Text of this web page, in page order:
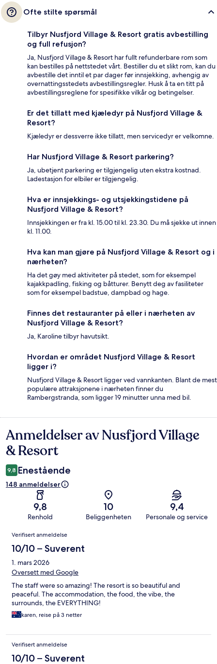
Ofte stilte spørsmål
Tilbyr Nusfjord Village & Resort gratis avbestilling
og full refusjon?
Ja, Nusfjord Village & Resort har fullt refunderbare rom som
kan bestilles på nettstedet vårt. Bestiller du et slikt rom, kan du
avbestille det inntil et par dager før innsjekking, avhengig av
overnattingsstedets avbestillingsregler. Husk å ta en titt på
avbestillingsreglene for spesifikke vilkår og betingelser.
Er det tillatt med kjæledyr på Nusfjord Village &
Resort?
Kjæledyr er dessverre ikke tillatt, men servicedyr er velkomne.
Har Nusfjord Village & Resort parkering?
Ja, ubetjent parkering er tilgjengelig uten ekstra kostnad.
Ladestasjon for elbiler er tilgjengelig.
Hva er innsjekkings- og utsjekkingstidene på
Nusfjord Village & Resort?
Innsjekkingen er fra kl. 15.00 til kl. 23.30. Du må sjekke ut innen
kl. 11.00.
Hva kan man gjøre på Nusfjord Village & Resort og i
nærheten?
Ha det gøy med aktiviteter på stedet, som for eksempel
kajakkpadling, fisking og båtturer. Benytt deg av fasiliteter
som for eksempel badstue, dampbad og hage.
Finnes det restauranter på eller i nærheten av
Nusfjord Village & Resort?
Ja, Karoline tilbyr havutsikt.
Hvordan er området Nusfjord Village & Resort
ligger i?
Nusfjord Village & Resort ligger ved vannkanten. Blant de mest
populære attraksjonene i nærheten finner du
Rambergstranda, som ligger 19 minutter unna med bil.
Anmeldelser
Anmeldelser av Nusfjord Village
& Resort
9,8 Enestående
148 anmeldelser
9,8
Renhold
10
Beliggenheten
9,4
Personale og service
Anmeldelser
Verifisert anmeldelse
10/10 – Suverent
1. mars 2026
Oversett med Google
The staff were so amazing! The resort is so beautiful and
peaceful. The accommodation, the food, the vibe, the
surrounds, the EVERYTHING!
karen, reise på 3 netter
Verifisert anmeldelse
10/10 – Suverent